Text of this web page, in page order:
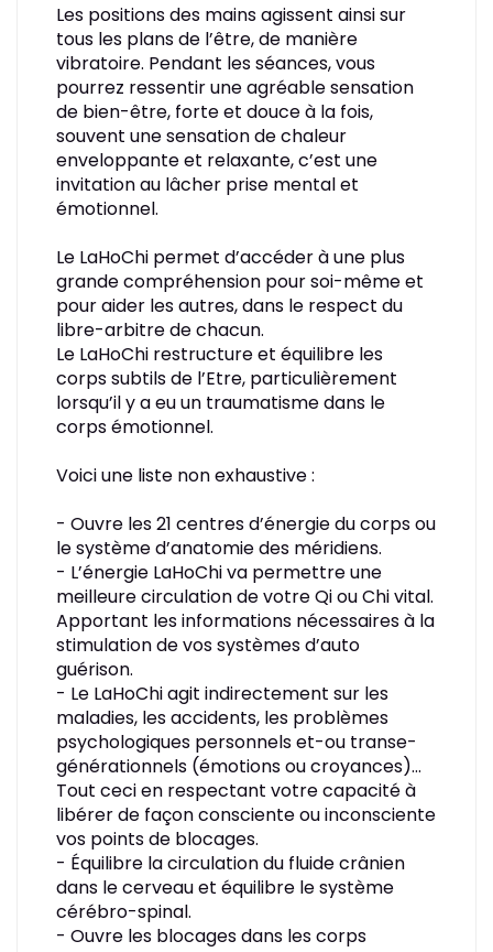
Les positions des mains agissent ainsi sur
tous les plans de l’être, de manière
vibratoire. Pendant les séances, vous
pourrez ressentir une agréable sensation
de bien-être, forte et douce à la fois,
souvent une sensation de chaleur
enveloppante et relaxante, c’est une
invitation au lâcher prise mental et
émotionnel.
Le LaHoChi permet d’accéder à une plus
grande compréhension pour soi-même et
pour aider les autres, dans le respect du
libre-arbitre de chacun.
Le LaHoChi restructure et équilibre les
corps subtils de l’Etre, particulièrement
lorsqu’il y a eu un traumatisme dans le
corps émotionnel.
Voici une liste non exhaustive :
- Ouvre les 21 centres d’énergie du corps ou
le système d’anatomie des méridiens.
- L’énergie LaHoChi va permettre une
meilleure circulation de votre Qi ou Chi vital.
Apportant les informations nécessaires à la
stimulation de vos systèmes d’auto
guérison.
- Le LaHoChi agit indirectement sur les
maladies, les accidents, les problèmes
psychologiques personnels et-ou transe-
générationnels (émotions ou croyances)…
Tout ceci en respectant votre capacité à
libérer de façon consciente ou inconsciente
vos points de blocages.
- Équilibre la circulation du fluide crânien
dans le cerveau et équilibre le système
cérébro-spinal.
- Ouvre les blocages dans les corps